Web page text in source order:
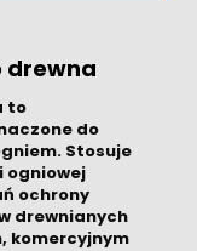
drewna
to
do
Stosuje
ogniowej
ochrony
drewnianych
komercyjnym